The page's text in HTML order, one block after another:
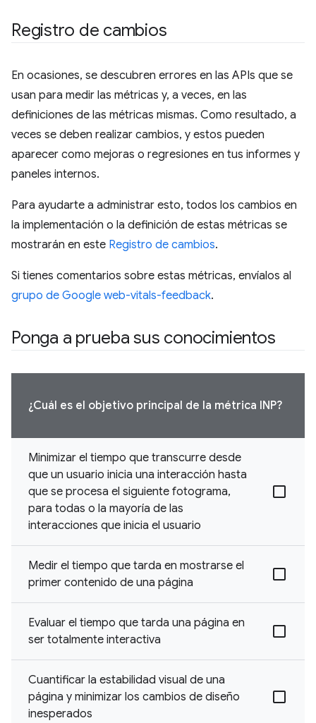
Registro de cambios
En ocasiones, se descubren errores en las APIs que se
usan para medir las métricas y, a veces, en las
definiciones de las métricas mismas. Como resultado, a
veces se deben realizar cambios, y estos pueden
aparecer como mejoras o regresiones en tus informes y
paneles internos.
Para ayudarte a administrar esto, todos los cambios en
la implementación o la definición de estas métricas se
mostrarán en este Registro de cambios.
Si tienes comentarios sobre estas métricas, envíalos al
grupo de Google web-vitals-feedback.
Ponga a prueba sus conocimientos
¿Cuál es el objetivo principal de la métrica INP?
Minimizar el tiempo que transcurre desde
que un usuario inicia una interacción hasta
que se procesa el siguiente fotograma,
para todas o la mayoría de las
interacciones que inicia el usuario
Medir el tiempo que tarda en mostrarse el
primer contenido de una página
Evaluar el tiempo que tarda una página en
ser totalmente interactiva
Cuantificar la estabilidad visual de una
página y minimizar los cambios de diseño
inesperados